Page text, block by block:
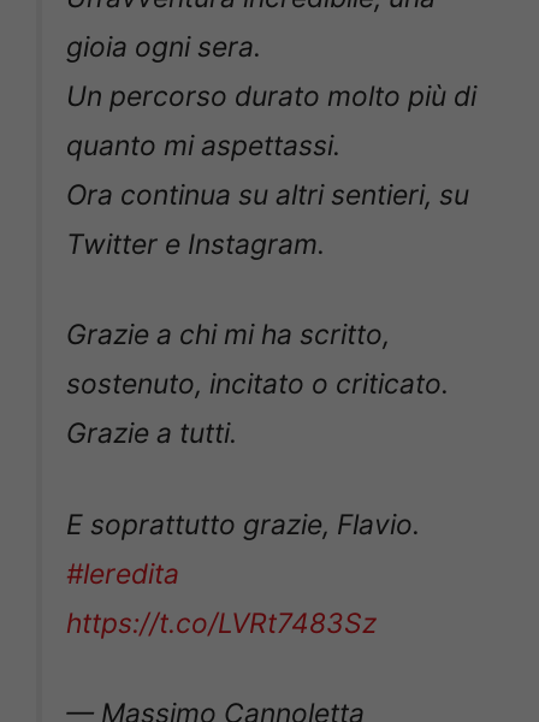
gioia ogni sera.
Un percorso durato molto più di
quanto mi aspettassi.
Ora continua su altri sentieri, su
Twitter e Instagram.
Grazie a chi mi ha scritto,
sostenuto, incitato o criticato.
Grazie a tutti.
E soprattutto grazie, Flavio.
#leredita
https://t.co/LVRt7483Sz
— Massimo Cannoletta